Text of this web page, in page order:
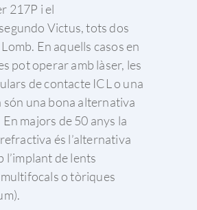
217P i el
Victus, tots dos
En aquells casos en
pot operar amb làser, les
de contacte ICL o una
són una bona alternativa
majors de 50 anys la
és l’alternativa
l’implant de lents
o tòriques